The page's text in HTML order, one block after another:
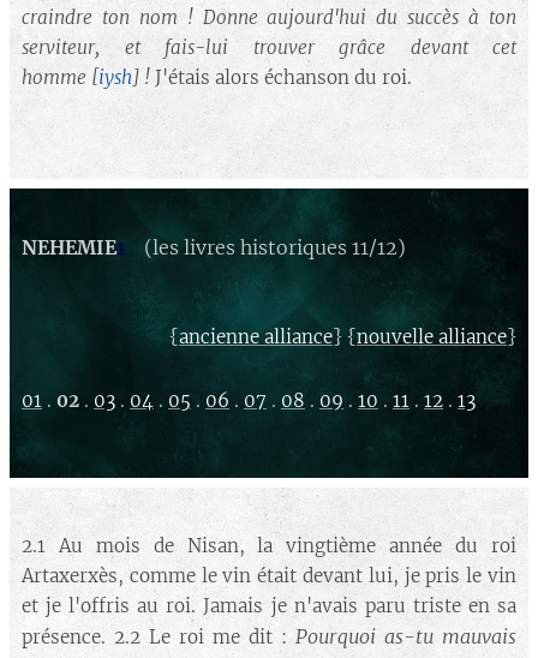
craindre ton nom ! Donne aujourd'hui du succès à ton
serviteur, et fais-lui trouver grâce devant cet
homme [iysh] ! J'étais alors échanson du roi.
NEHEMIE1 (les livres historiques 11/12)
{ancienne alliance} {nouvelle alliance}
01 . 02 . 03 . 04 . 05 . 06 . 07 . 08 . 09. 10 . 11 . 12 . 13
2.1 Au mois de Nisan, la vingtième année du roi
Artaxerxès, comme le vin était devant lui, je pris le vin
et je l'offris au roi. Jamais je n'avais paru triste en sa
présence. 2.2 Le roi me dit : Pourquoi as-tu mauvais